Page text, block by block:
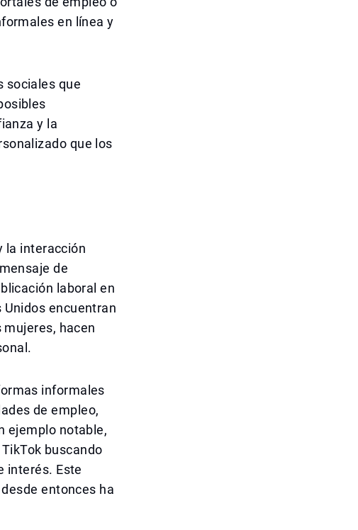
en línea y
sociales que
y la
que los
la interacción
de
laboral en
encuentran
hacen
informales
de empleo,
ejemplo notable,
buscando
interés. Este
entonces ha